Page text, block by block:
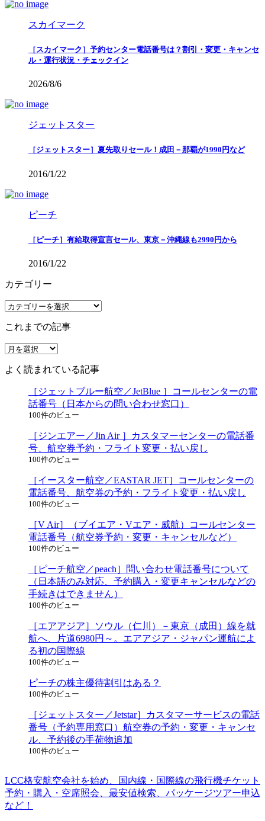
スカイマーク
［スカイマーク］予約センター電話番号は？割引・変更・キャンセ
ル・運行状況・チェックイン
2026/8/6
ジェットスター
［ジェットスター］夏先取りセール！成田－那覇が1990円など
2016/1/22
ピーチ
［ピーチ］有給取得宣言セール、東京－沖縄線も2990円から
2016/1/22
カテゴリー
カ
ゴ
リ
ー
これまでの記事
こ
ま
よく読まれている記事
［ジェットブルー航空／JetBlue ］コールセンターの電
話番号（日本からの問い合わせ窓口）
100件のビュー
［ジンエアー／Jin Air ］カスタマーセンターの電話番
号、航空券予約・フライト変更・払い戻し
100件のビュー
［イースター航空／EASTAR JET］コールセンターの
電話番号、航空券の予約・フライト変更・払い戻し
100件のビュー
［V Air］（ブイエア・Vエア・威航）コールセンター
電話番号（航空券予約・変更・キャンセルなど）
100件のビュー
［ピーチ航空／peach］問い合わせ電話番号について
（日本語のみ対応、予約購入・変更キャンセルなどの
手続きはできません）
100件のビュー
［エアアジア］ソウル（仁川）－東京（成田）線を就
航へ、片道6980円～。エアアジア・ジャパン運航によ
る初の国際線
100件のビュー
ピーチの株主優待割引はある？
100件のビュー
［ジェットスター／Jetstar］カスタマーサービスの電話
番号（予約専用窓口）航空券の予約・変更・キャンセ
ル、予約後の手荷物追加
100件のビュー
LCC格安航空会社を始め、国内線・国際線の飛行機チケット
予約・購入・空席照会、最安値検索、パッケージツアー申込
など！